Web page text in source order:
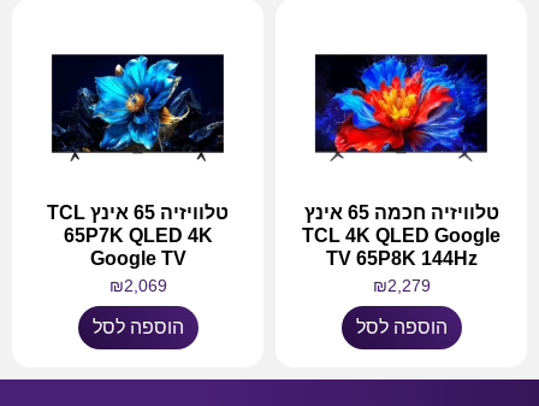
טלוויזיה חכמה 65 אינץ
TCL 4K QLED Google
TV 65P8K 144Hz
₪2,279
הוספה לסל
טלוויזיה 65 אינץ TCL
65P7K QLED 4K
Google TV
₪2,069
הוספה לסל